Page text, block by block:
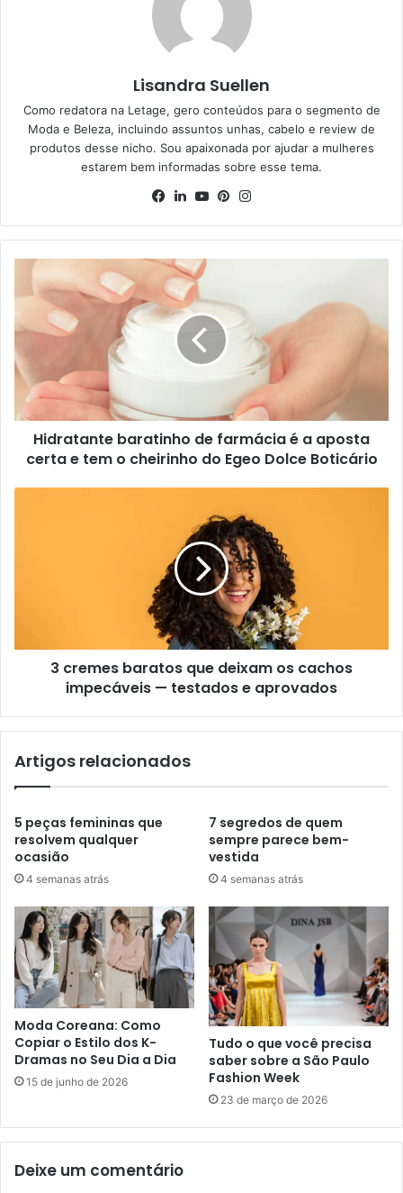
Lisandra Suellen
Como redatora na Letage, gero conteúdos para o segmento de
Moda e Beleza, incluindo assuntos unhas, cabelo e review de
produtos desse nicho. Sou apaixonada por ajudar a mulheres
estarem bem informadas sobre esse tema.
Facebook
Linkedin
YouTubePinterest
Hidratante baratinho de farmácia é a aposta
certa e tem o cheirinho do Egeo Dolce Boticário
3 cremes baratos que deixam os cachos
impecáveis — testados e aprovados
Artigos relacionados
5 peças femininas que
resolvem qualquer
ocasião
4 semanas atrás
7 segredos de quem
sempre parece bem-
vestida
4 semanas atrás
Moda Coreana: Como
Copiar o Estilo dos K-
Dramas no Seu Dia a Dia
15 de junho de 2026
Tudo o que você precisa
saber sobre a São Paulo
Fashion Week
23 de março de 2026
Deixe um comentário